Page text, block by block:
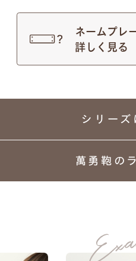
ネームプレ
詳しく見る
シリーズ
シルバーアクセで
萬勇鞄の
理由